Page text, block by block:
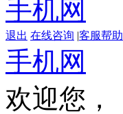
手机网
退出 在线咨询 |客服帮助
手机网
欢迎您，